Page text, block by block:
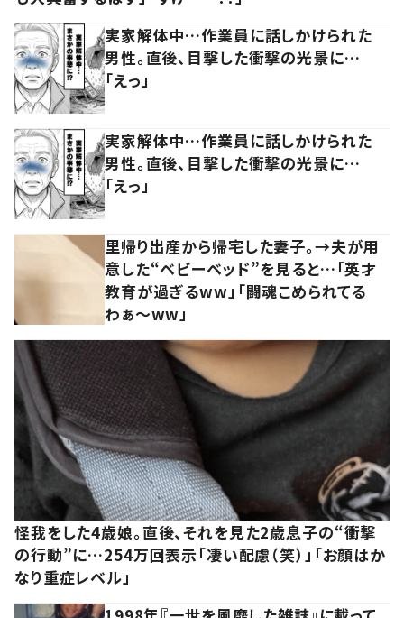
実家解体中…作業員に話しかけられた
男性。直後、目撃した衝撃の光景に…
「えっ」
実家解体中…作業員に話しかけられた
男性。直後、目撃した衝撃の光景に…
「えっ」
里帰り出産から帰宅した妻子。→夫が用
意した“ベビーベッド”を見ると…「英才
教育が過ぎるww」「闘魂こめられてる
わぁ～ww」
怪我をした4歳娘。直後、それを見た2歳息子の“衝撃
の行動”に…254万回表示「凄い配慮（笑）」「お顔はか
なり重症レベル」